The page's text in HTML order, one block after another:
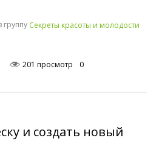
группу Секреты красоты и молодости
201 просмотр 0
и создать новый